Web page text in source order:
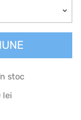
stoc
lei